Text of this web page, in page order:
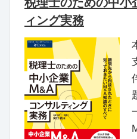
ィング実務